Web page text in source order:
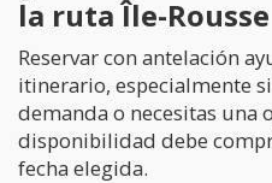
la ruta Île-
Reservar con antelación
itinerario, especialmente
demanda o necesitas una
disponibilidad debe
fecha elegida.